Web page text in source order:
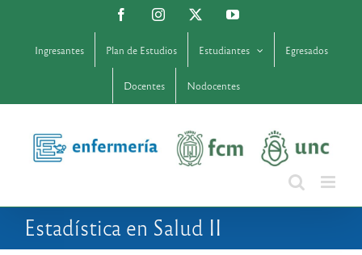
contenido
FacebookInstagram YouTube
Ingresantes Plan de Estudios Estudiantes Egresados
Docentes Nodocentes
Estadística en Salud II